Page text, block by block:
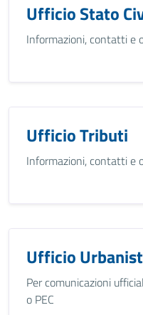
Ufficio Stato
Informazioni, contatti e
Ufficio Tributi
Informazioni, contatti e
Ufficio
Per comunicazioni
o PEC